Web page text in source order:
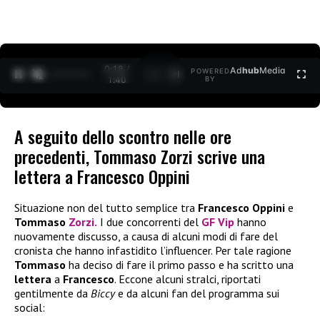
0:19 /
1:40
POWERED
BY
AdhubMedia
A seguito dello scontro nelle ore
precedenti, Tommaso Zorzi scrive una
lettera a Francesco Oppini
Situazione non del tutto semplice tra Francesco Oppini e
Tommaso Zorzi. I due concorrenti del GF Vip hanno
nuovamente discusso, a causa di alcuni modi di fare del
cronista che hanno infastidito l’influencer. Per tale ragione
Tommaso ha deciso di fare il primo passo e ha scritto una
lettera a Francesco. Eccone alcuni stralci, riportati
gentilmente da Biccye da alcuni fan del programma sui
social: